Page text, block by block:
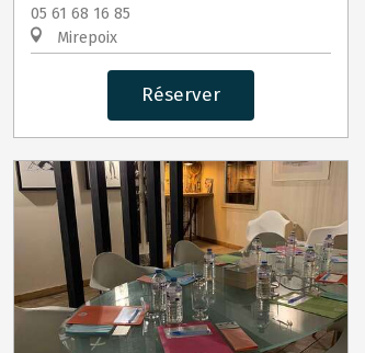
05 61 68 16 85
Mirepoix
Réserver